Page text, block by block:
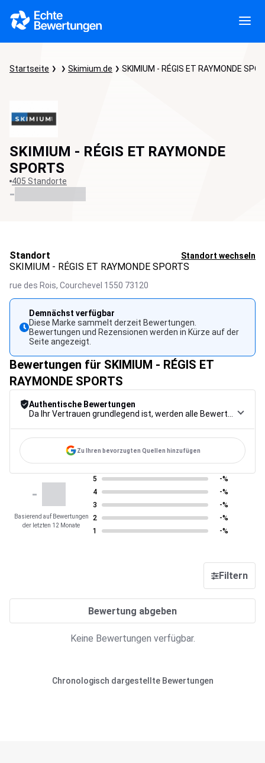
Startseite Skimium.de SKIMIUM - RÉGIS ET RAYMONDE
SKIMIUM - RÉGIS ET RAYMONDE
SPORTS
405 Standorte
-
Standort Standort wechseln
SKIMIUM - RÉGIS ET RAYMONDE SPORTS
rue des Rois, Courchevel 1550 73120
Demnächst verfügbar
Diese Marke sammelt derzeit Bewertungen.
Bewertungen und Rezensionen werden in Kürze auf der
Seite angezeigt.
Bewertungen für SKIMIUM - RÉGIS ET
RAYMONDE SPORTS
Authentische Bewertungen
Zu Ihren bevorzugten Quellen hinzufügen
-
Basierend auf Bewertungen
der letzten 12 Monate
5
-%
4
-%
3
-%
2
-%
1
-%
Filtern
Bewertung abgeben
Keine Bewertungen verfügbar.
Chronologisch dargestellte Bewertungen